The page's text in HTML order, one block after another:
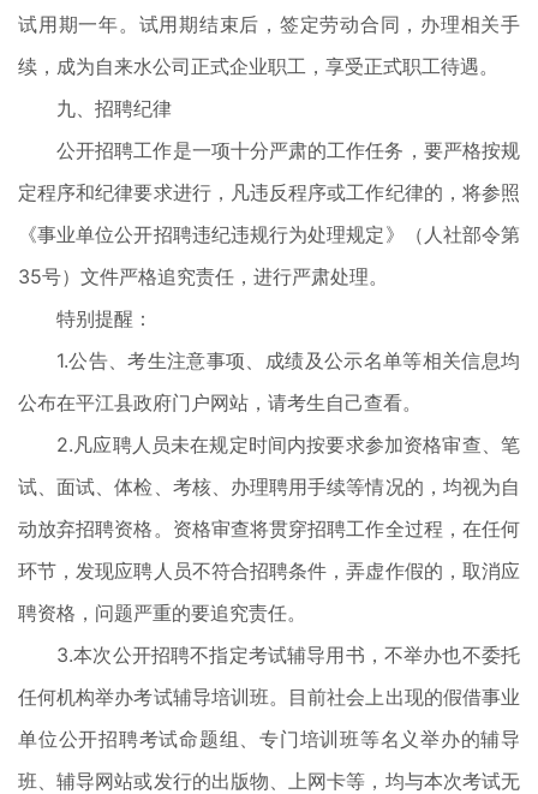
试用期一年。试用期结束后，签定劳动合同，办理相关手
续，成为自来水公司正式企业职工，享受正式职工待遇。
九、招聘纪律
公开招聘工作是一项十分严肃的工作任务，要严格按规
定程序和纪律要求进行，凡违反程序或工作纪律的，将参照
《事业单位公开招聘违纪违规行为处理规定》（人社部令第
35号）文件严格追究责任，进行严肃处理。
特别提醒：
1.公告、考生注意事项、成绩及公示名单等相关信息均
公布在平江县政府门户网站，请考生自己查看。
2.凡应聘人员未在规定时间内按要求参加资格审查、笔
试、面试、体检、考核、办理聘用手续等情况的，均视为自
动放弃招聘资格。资格审查将贯穿招聘工作全过程，在任何
环节，发现应聘人员不符合招聘条件，弄虚作假的，取消应
聘资格，问题严重的要追究责任。
3.本次公开招聘不指定考试辅导用书，不举办也不委托
任何机构举办考试辅导培训班。目前社会上出现的假借事业
单位公开招聘考试命题组、专门培训班等名义举办的辅导
班、辅导网站或发行的出版物、上网卡等，均与本次考试无